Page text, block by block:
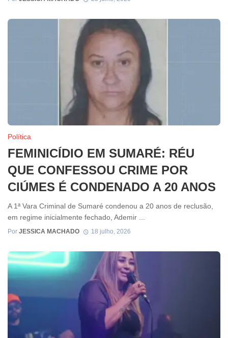
Política
FEMINICÍDIO EM SUMARÉ: RÉU
QUE CONFESSOU CRIME POR
CIÚMES É CONDENADO A 20 ANOS
A 1ª Vara Criminal de Sumaré condenou a 20 anos de reclusão,
em regime inicialmente fechado, Ademir ...
Por JESSICA MACHADO 18 julho, 2026